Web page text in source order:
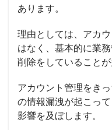
あります。
理由としては、アカ
はなく、基本的に業
削除をしていることが
アカウント管理をき
の情報漏洩が起こっ
影響を及ぼします。